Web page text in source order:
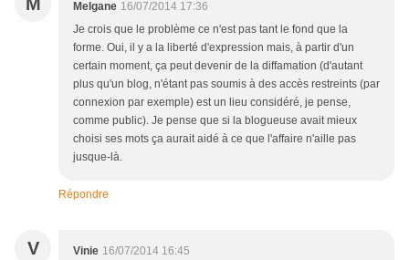
Melgane 16/07/2014 17:36
Je crois que le problème ce n'est pas tant le fond que la
forme. Oui, il y a la liberté d'expression mais, à partir d'un
certain moment, ça peut devenir de la diffamation (d'autant
plus qu'un blog, n'étant pas soumis à des accès restreints (par
connexion par exemple) est un lieu considéré, je pense,
comme public). Je pense que si la blogueuse avait mieux
choisi ses mots ça aurait aidé à ce que l'affaire n'aille pas
jusque-là.
Répondre
V Vinie 16/07/2014 16:45